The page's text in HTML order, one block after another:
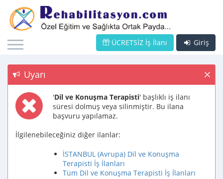
Giriş
ÜCRETSİZ İş İlanı
Uyarı
'Dil ve Konuşma Terapisti' başlıklı iş ilanı
süresi dolmuş veya silinmiştir. Bu ilana
başvuru yapılamaz.
İlgilenebileceğiniz diğer ilanlar:
İSTANBUL (Avrupa) Dil ve Konuşma
Terapisti İş İlanları
Tüm Dil ve Konuşma Terapisti İş İlanları